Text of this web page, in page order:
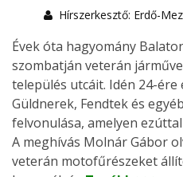
Hírszerkesztő: Erdő-
Évek óta hagyomány
szombatján veterán
település utcáit. Idén 24-
Güldnerek, Fendtek és
felvonulása, amelyen
A meghívás Molnár Gábor
veterán motofűrészeket